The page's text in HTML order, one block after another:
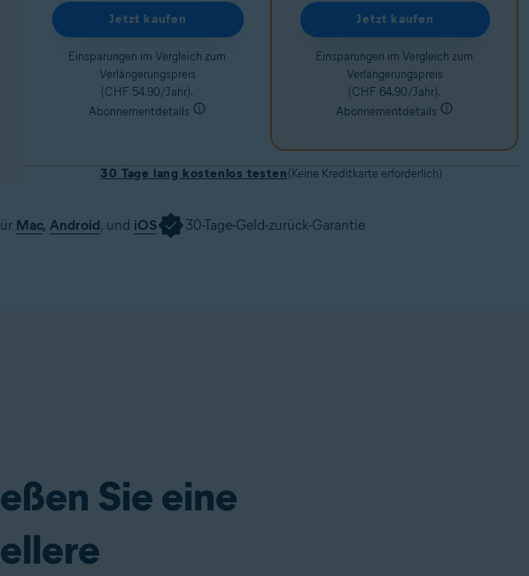
Jetzt kaufen
Einsparungen im Vergleich zum
Verlängerungspreis
(CHF 54.90/Jahr).
Abonnementdetails
Jetzt kaufen
Einsparungen im Vergleich zum
Verlängerungspreis
(CHF 64.90/Jahr).
Abonnementdetails
30 Tage lang kostenlos testen (Keine Kreditkarte erforderlich)
Mac, Android, und iOS 30-Tage-Geld-zurück-Garantie
Sie eine